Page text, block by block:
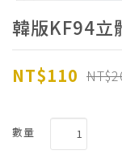
韓版KF94立
數量
NT$110